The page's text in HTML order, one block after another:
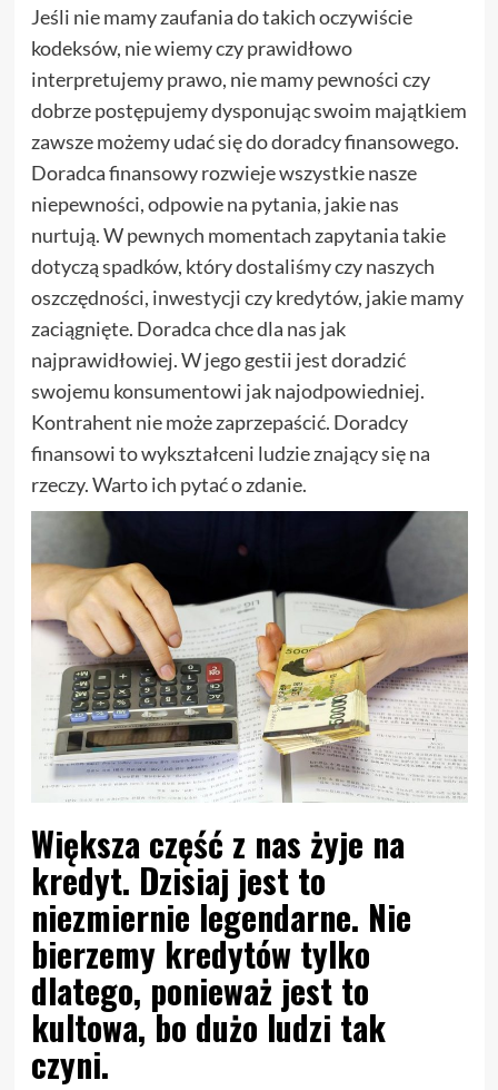
Jeśli nie mamy zaufania do takich oczywiście
kodeksów, nie wiemy czy prawidłowo
interpretujemy prawo, nie mamy pewności czy
dobrze postępujemy dysponując swoim majątkiem
zawsze możemy udać się do doradcy finansowego.
Doradca finansowy rozwieje wszystkie nasze
niepewności, odpowie na pytania, jakie nas
nurtują. W pewnych momentach zapytania takie
dotyczą spadków, który dostaliśmy czy naszych
oszczędności, inwestycji czy kredytów, jakie mamy
zaciągnięte. Doradca chce dla nas jak
najprawidłowiej. W jego gestii jest doradzić
swojemu konsumentowi jak najodpowiedniej.
Kontrahent nie może zaprzepaścić. Doradcy
finansowi to wykształceni ludzie znający się na
rzeczy. Warto ich pytać o zdanie.
Większa część z nas żyje na
kredyt. Dzisiaj jest to
niezmiernie legendarne. Nie
bierzemy kredytów tylko
dlatego, ponieważ jest to
kultowa, bo dużo ludzi tak
czyni.